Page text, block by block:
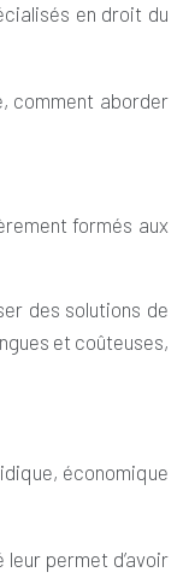
en droit du
comment aborder
formés aux
des solutions de
et coûteuses,
économique
permet d’avoir